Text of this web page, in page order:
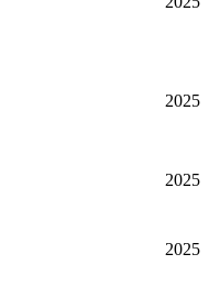
2025
2025
2025